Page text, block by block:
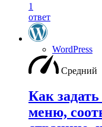
1
ответ
WordPress
Средний
Как
меню,